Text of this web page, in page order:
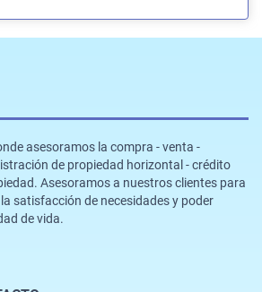
asesoramos la compra - venta -
de propiedad horizontal - crédito
Asesoramos a nuestros clientes para
satisfacción de necesidades y poder
de vida.